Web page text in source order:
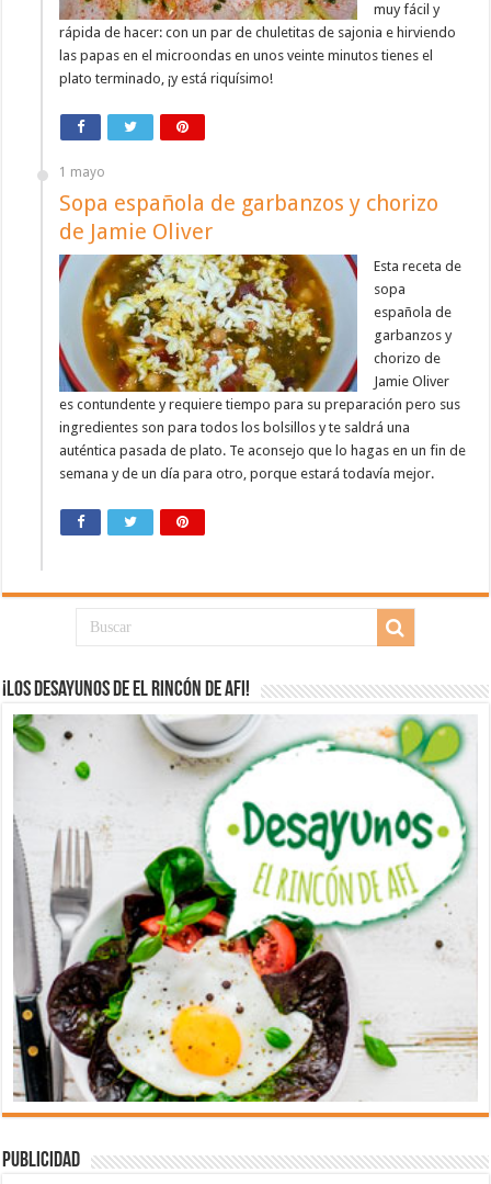
muy fácil y
rápida de hacer: con un par de chuletitas de sajonia e hirviendo
las papas en el microondas en unos veinte minutos tienes el
plato terminado, ¡y está riquísimo!
1 mayo
Sopa española de garbanzos y chorizo
de Jamie Oliver
Esta receta de
sopa
española de
garbanzos y
chorizo de
Jamie Oliver
es contundente y requiere tiempo para su preparación pero sus
ingredientes son para todos los bolsillos y te saldrá una
auténtica pasada de plato. Te aconsejo que lo hagas en un fin de
semana y de un día para otro, porque estará todavía mejor.
¡Los desayunos de El Rincón de Afi!
Publicidad